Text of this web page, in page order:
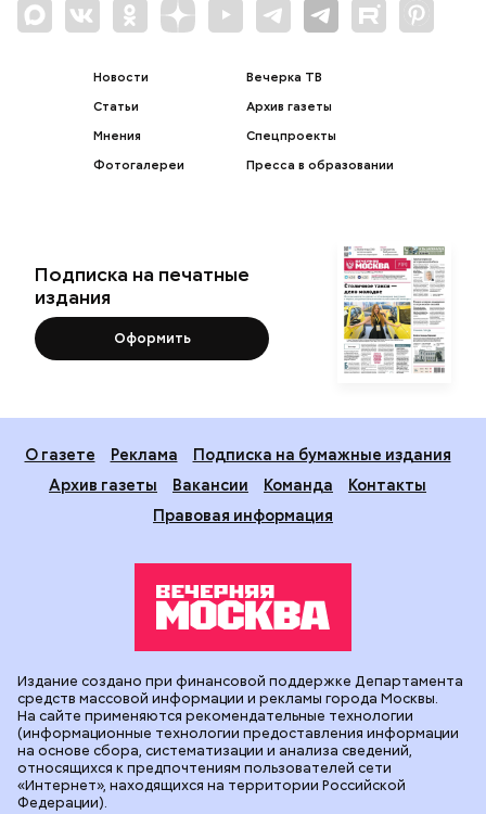
Новости
Статьи
Мнения
Фотогалереи
Вечерка ТВ
Архив газеты
Спецпроекты
Пресса в образовании
Подписка на печатные
издания
Оформить
О газете Реклама
Подписка на бумажные издания
Архив газеты
Вакансии Команда
Контакты
Правовая информация
Издание создано при финансовой поддержке Департамента
средств массовой информации и рекламы города Москвы.
На сайте применяются рекомендательные технологии
(информационные технологии предоставления информации
на основе сбора, систематизации и анализа сведений,
относящихся к предпочтениям пользователей сети
«Интернет», находящихся на территории Российской
Федерации).